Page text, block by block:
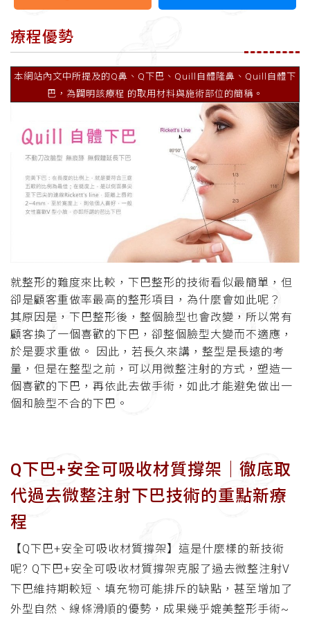
療程優勢
本網站內文中所提及的Q鼻、Q下巴、Quill自體隆鼻、Quill自體下
巴，為闢明該療程 的取用材料與施術部位的簡稱。
就整形的難度來比較，下巴整形的技術看似最簡單，但
卻是顧客重做率最高的整形項目，為什麼會如此呢？
其原因是，下巴整形後，整個臉型也會改變，所以常有
顧客換了一個喜歡的下巴，卻整個臉型大變而不適應，
於是要求重做。 因此，若長久來講，整型是長遠的考
量，但是在整型之前，可以用微整注射的方式，塑造一
個喜歡的下巴，再依此去做手術，如此才能避免做出一
個和臉型不合的下巴。
Q下巴+安全可吸收材質撐架│徹底取
代過去微整注射下巴技術的重點新療
程
【Q下巴+安全可吸收材質撐架】這是什麼樣的新技術
呢? Q下巴+安全可吸收材質撐架克服了過去微整注射V
下巴維持期較短、填充物可能排斥的缺點，甚至增加了
外型自然、線條滑順的優勢，成果幾乎媲美整形手術~